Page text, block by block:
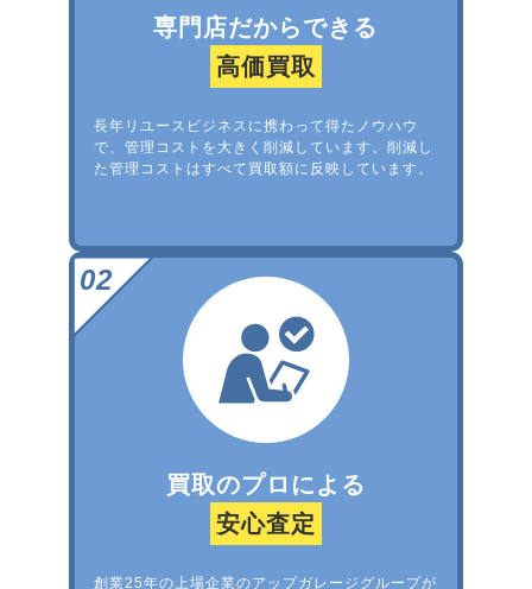
専門店だからできる
高価買取
長年リユースビジネスに携わって得たノウハウ
で、管理コストを大きく削減しています。削減し
た管理コストはすべて買取額に反映しています。
買取のプロによる
安心査定
創業25年の上場企業のアップガレージグループが